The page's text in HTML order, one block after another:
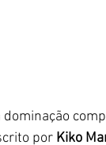
por Kiko